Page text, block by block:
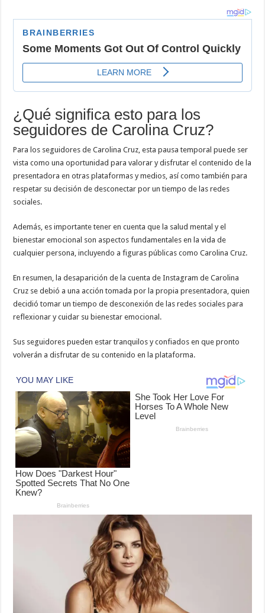
¿Qué significa esto para los
seguidores de Carolina Cruz?
Para los seguidores de Carolina Cruz, esta pausa temporal puede ser
vista como una oportunidad para valorar y disfrutar el contenido de la
presentadora en otras plataformas y medios, así como también para
respetar su decisión de desconectar por un tiempo de las redes
sociales.
Además, es importante tener en cuenta que la salud mental y el
bienestar emocional son aspectos fundamentales en la vida de
cualquier persona, incluyendo a figuras públicas como Carolina Cruz.
En resumen, la desaparición de la cuenta de Instagram de Carolina
Cruz se debió a una acción tomada por la propia presentadora, quien
decidió tomar un tiempo de desconexión de las redes sociales para
reflexionar y cuidar su bienestar emocional.
Sus seguidores pueden estar tranquilos y confiados en que pronto
volverán a disfrutar de su contenido en la plataforma.